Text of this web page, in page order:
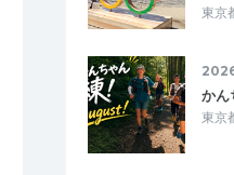
東京
かん
東京